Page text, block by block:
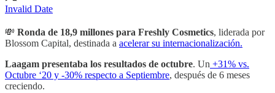
Invalid Date
💸 Ronda de 18,9 millones para Freshly Cosmetics, liderada por
Blossom Capital, destinada a acelerar su internacionalización.
Laagam presentaba los resultados de octubre. Un +31% vs.
Octubre ‘20 y -30% respecto a Septiembre, después de 6 meses
creciendo.